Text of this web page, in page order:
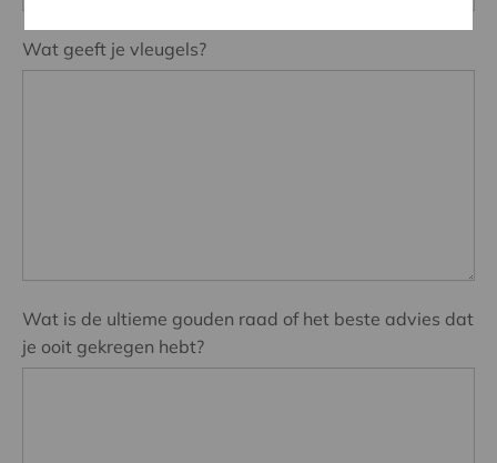
Wat geeft je vleugels?
Wat is de ultieme gouden raad of het beste advies dat
je ooit gekregen hebt?